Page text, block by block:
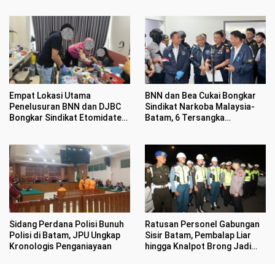
Empat Lokasi Utama
Penelusuran BNN dan DJBC
Bongkar Sindikat Etomidate
BNN dan Bea Cukai Bongkar
Sindikat Narkoba Malaysia-
Batam, 6 Tersangka
Sidang Perdana Polisi Bunuh
Polisi di Batam, JPU Ungkap
Kronologis Penganiayaan
Ratusan Personel Gabungan
Sisir Batam, Pembalap Liar
hingga Knalpot Brong Jadi